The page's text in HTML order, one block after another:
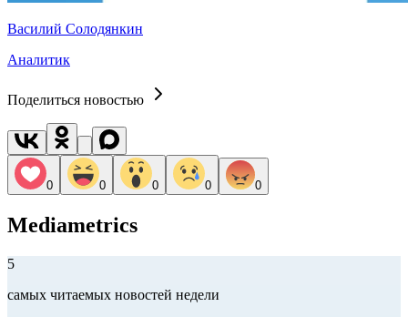
Василий Солодянкин
Аналитик
Поделиться новостью
0 0 0 0 0
Mediametrics
5
самых читаемых новостей недели